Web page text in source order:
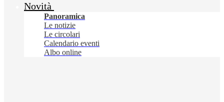
Novità
Panoramica
Le notizie
Le circolari
Calendario eventi
Albo online